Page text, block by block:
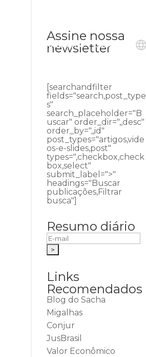
Ouvidoria Contato
Assine nossa
newsletter
[searchandfilter
fields="search,post_type
s"
search_placeholder="B
uscar" order_dir=",,desc"
order_by=",,id"
post_types="artigos,vide
os-e-slides,post"
types=",checkbox,check
box,select"
submit_label=">"
headings="Buscar
publicações,Filtrar
busca"]
Resumo diário
Links
Recomendados
Blog do Sacha
Migalhas
Conjur
JusBrasil
Valor Econômico